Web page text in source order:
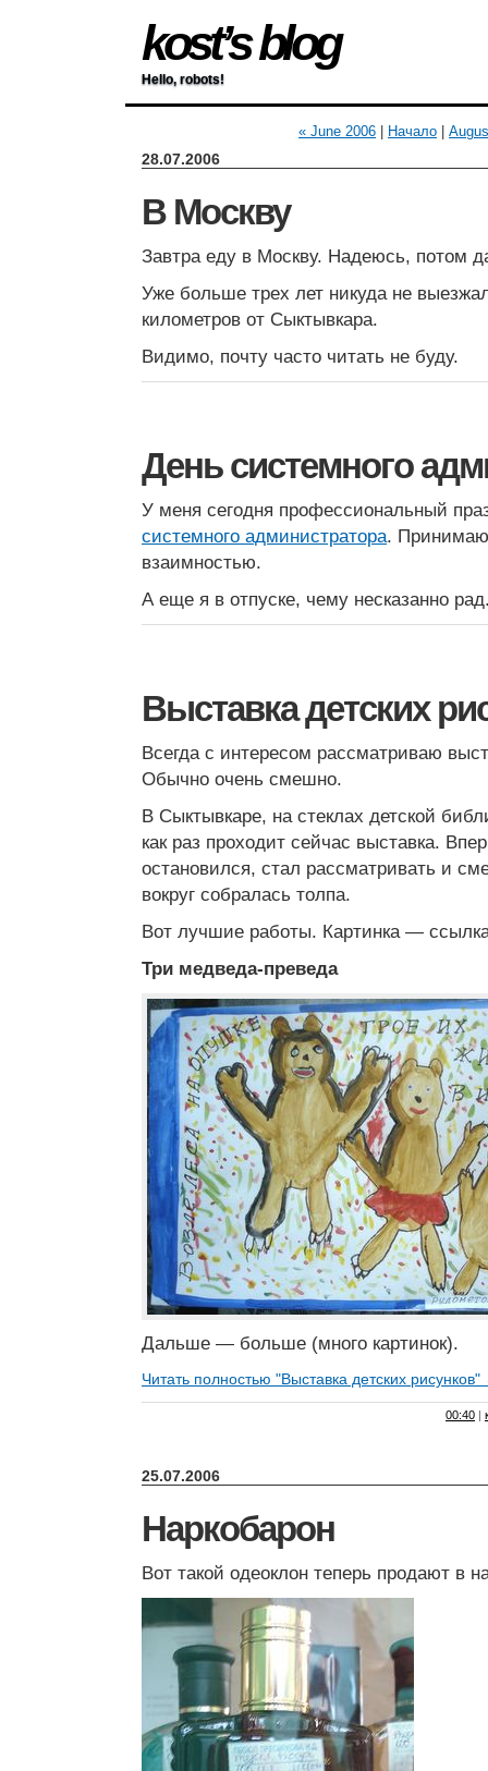
kost’s blog
Hello, robots!
« June 2006 Начало
28.07.2006
В Москву
Завтра еду в Москву. Надеюсь, потом
Уже больше трех лет никуда не
километров от Сыктывкара.
Видимо, почту часто читать не буду.
День системного
У меня сегодня профессиональный
системного администратора. Принимаю
взаимностью.
А еще я в отпуске, чему несказанно
Выставка детских
Всегда с интересом рассматриваю
Обычно очень смешно.
В Сыктывкаре, на стеклах детской
как раз проходит сейчас выставка.
остановился, стал рассматривать и
вокруг собралась толпа.
Вот лучшие работы. Картинка —
Три медведа-преведа
Дальше — больше (много картинок).
Читать полностью "Выставка детских
00:40 |
25.07.2006
Наркобарон
Вот такой одеоклон теперь продают в